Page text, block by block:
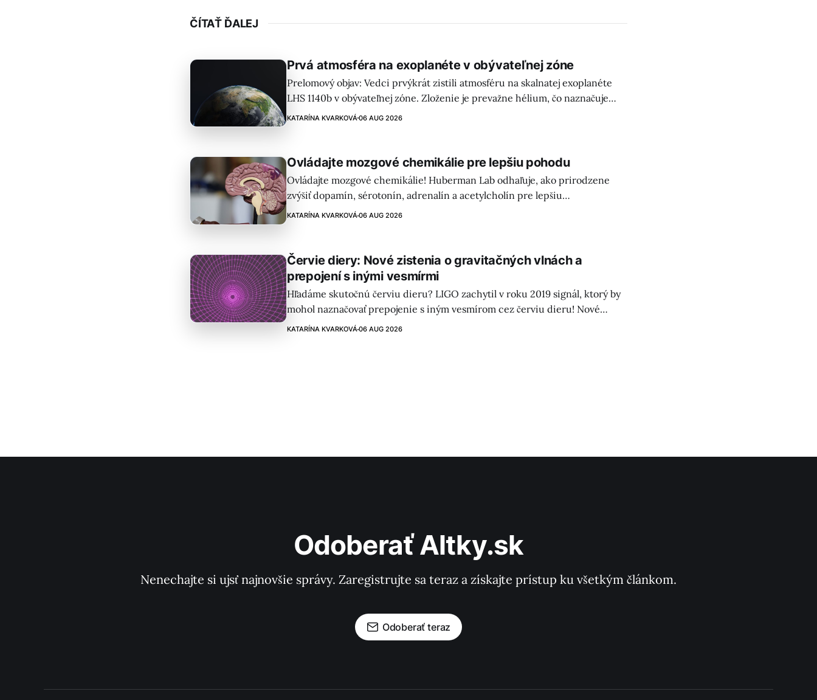
ČÍTAŤ ĎALEJ
Prvá atmosféra na exoplanéte v obývateľnej zóne
Prelomový objav: Vedci prvýkrát zistili atmosféru na skalnatej exoplanéte
LHS 1140b v obývateľnej zóne. Zloženie je prevažne hélium, čo naznačuje
možný oxidovaný povrch a nové možnosti pre hľadanie života mimo Zeme!
KATARÍNA KVARKOVÁ06 AUG 2026
Ovládajte mozgové chemikálie pre lepšiu pohodu
Ovládajte mozgové chemikálie! Huberman Lab odhaľuje, ako prirodzene
zvýšiť dopamín, sérotonín, adrenalín a acetylcholín pre lepšiu
koncentráciu, motiváciu a pohodu. Praktické tipy vo videu.
KATARÍNA KVARKOVÁ06 AUG 2026
Červie diery: Nové zistenia o gravitačných vlnách a
prepojení s inými vesmírmi
Hľadáme skutočnú červiu dieru? LIGO zachytil v roku 2019 signál, ktorý by
mohol naznačovať prepojenie s iným vesmírom cez červiu dieru! Nové
vedecké zistenia otvárajú fascinujúce možnosti a testovanie exotických
KATARÍNA KVARKOVÁ06 AUG 2026
Odoberať Altky.sk
Nenechajte si ujsť najnovšie správy. Zaregistrujte sa teraz a získajte prístup ku všetkým článkom.
Odoberať teraz